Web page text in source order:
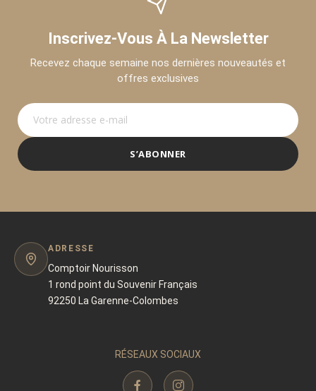
Inscrivez-Vous À La Newsletter
Recevez chaque semaine nos dernières nouveautés et
offres exclusives
S’ABONNER
ADRESSE
Comptoir Nourisson
1 rond point du Souvenir Français
92250 La Garenne-Colombes
RÉSEAUX SOCIAUX